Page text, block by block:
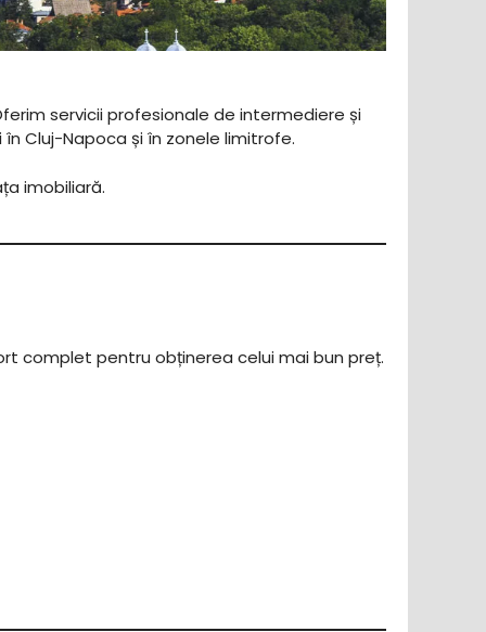
servicii profesionale de intermediere și
Cluj-Napoca și în zonele limitrofe.
imobiliară.
complet pentru obținerea celui mai bun preț.